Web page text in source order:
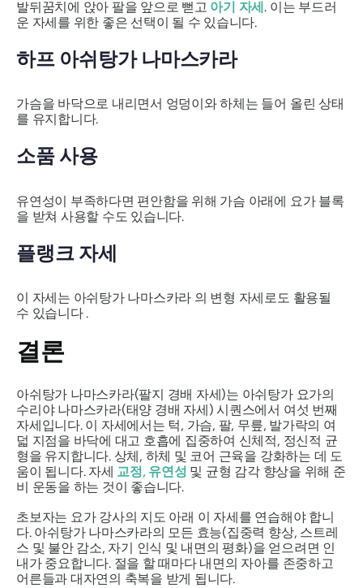
발뒤꿈치에 앉아 팔을 앞으로 뻗고 아기 자세. 이는 부드러
운 자세를 위한 좋은 선택이 될 수 있습니다.
하프 아쉬탕가 나마스카라
가슴을 바닥으로 내리면서 엉덩이와 하체는 들어 올린 상태
를 유지합니다.
소품 사용
유연성이 부족하다면 편안함을 위해 가슴 아래에 요가 블록
을 받쳐 사용할 수도 있습니다.
플랭크 자세
이 자세는 아쉬탕가 나마스카라 의 변형 자세로도 활용될
수 있습니다 .
결론
아쉬탕가 나마스카라(팔지 경배 자세)는 아쉬탕가 요가의
수리야 나마스카라(태양 경배 자세) 시퀀스에서 여섯 번째
자세입니다. 이 자세에서는 턱, 가슴, 팔, 무릎, 발가락의 여
덟 지점을 바닥에 대고 호흡에 집중하여 신체적, 정신적 균
형을 유지합니다. 상체, 하체 및 코어 근육을 강화하는 데 도
움이 됩니다. 자세 교정, 유연성 및 균형 감각 향상을 위해 준
비 운동을 하는 것이 좋습니다.
초보자는 요가 강사의 지도 아래 이 자세를 연습해야 합니
다. 아쉬탕가 나마스카라의 모든 효능(집중력 향상, 스트레
스 및 불안 감소, 자기 인식 및 내면의 평화)을 얻으려면 인
내가 중요합니다. 절을 할 때마다 내면의 자아를 존중하고
어른들과 대자연의 축복을 받게 됩니다.